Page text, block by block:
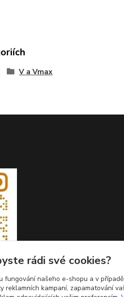
V a Vmax
rádi své cookies?
fungování našeho e-shopu a v
kampaní, zapamatování